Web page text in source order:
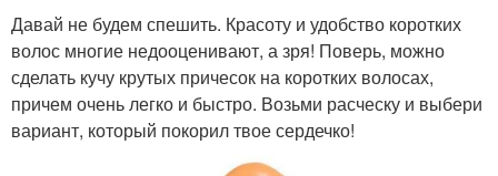
Давай не будем спешить. Красоту и удобство коротких
волос многие недооценивают, а зря! Поверь, можно
сделать кучу крутых причесок на коротких волосах,
причем очень легко и быстро. Возьми расческу и выбери
вариант, который покорил твое сердечко!